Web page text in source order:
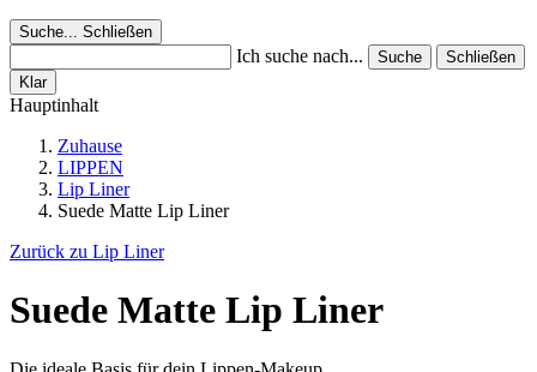
Suche... Schließen
Ich suche nach... Suche
Schließen
Klar
Hauptinhalt
Zuhause
LIPPEN
Lip Liner
Suede Matte Lip Liner
Zurück zu Lip Liner
Suede Matte Lip Liner